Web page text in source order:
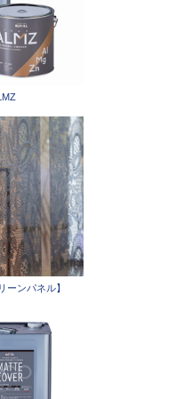
ーンパネル】